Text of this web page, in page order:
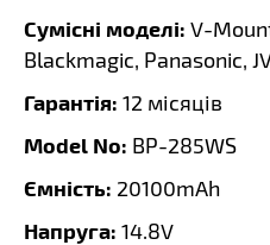
Сумісні моделі: V-
Blackmagic, Panasonic,
Гарантія: 12 місяців
Model No: BP-285WS
Ємність: 20100mAh
Напруга: 14.8V